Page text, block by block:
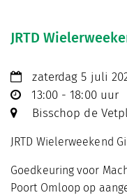
JRTD
zaterdag 5 juli
13:00 - 18:00 uur
Bisschop de
JRTD Wielerweekend
Goedkeuring voor
Poort Omloop op